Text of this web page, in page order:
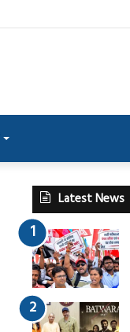
Latest News